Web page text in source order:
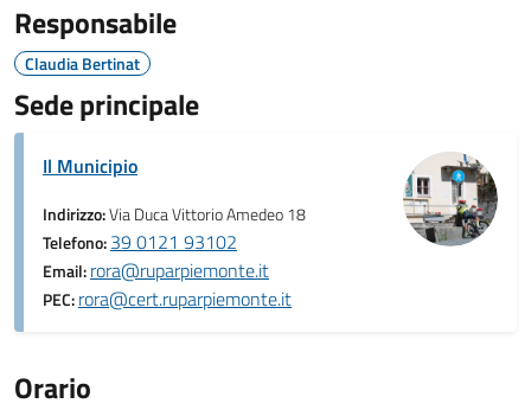
Responsabile
Claudia Bertinat
Sede principale
Il Municipio
Indirizzo:Via Duca Vittorio Amedeo 18
Telefono:39 0121 93102
Email:rora@ruparpiemonte.it
PEC:rora@cert.ruparpiemonte.it
Orario